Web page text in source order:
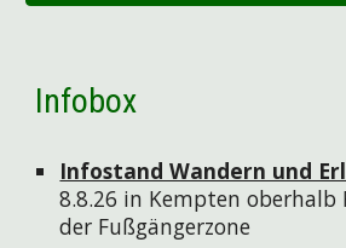
Infobox
Infostand Wandern und
8.8.26 in Kempten oberhalb
der Fußgängerzone